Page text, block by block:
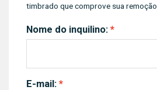
timbrado que comprove sua remoção.
Nome do inquilino:
E-mail: